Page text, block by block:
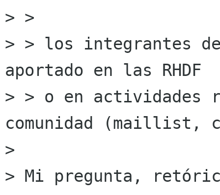
> >
> > los integrantes
aportado en las RHDF
> > o en actividades
comunidad (maillist,
>
> Mi pregunta,